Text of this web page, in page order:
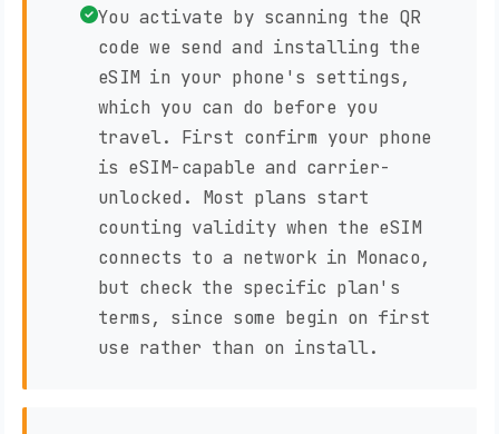
You activate by scanning the QR
code we send and installing the
eSIM in your phone's settings,
which you can do before you
travel. First confirm your phone
is eSIM-capable and carrier-
unlocked. Most plans start
counting validity when the eSIM
connects to a network in Monaco,
but check the specific plan's
terms, since some begin on first
use rather than on install.